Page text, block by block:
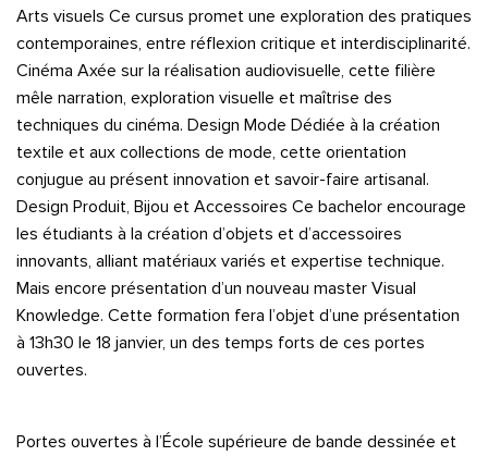
Arts visuels Ce cursus promet une exploration des pratiques
contemporaines, entre réflexion critique et interdisciplinarité.
Cinéma Axée sur la réalisation audiovisuelle, cette filière
mêle narration, exploration visuelle et maîtrise des
techniques du cinéma. Design Mode Dédiée à la création
textile et aux collections de mode, cette orientation
conjugue au présent innovation et savoir-faire artisanal.
Design Produit, Bijou et Accessoires Ce bachelor encourage
les étudiants à la création d’objets et d’accessoires
innovants, alliant matériaux variés et expertise technique.
Mais encore présentation d’un nouveau master Visual
Knowledge. Cette formation fera l’objet d’une présentation
à 13h30 le 18 janvier, un des temps forts de ces portes
ouvertes.
Portes ouvertes à l’École supérieure de bande dessinée et